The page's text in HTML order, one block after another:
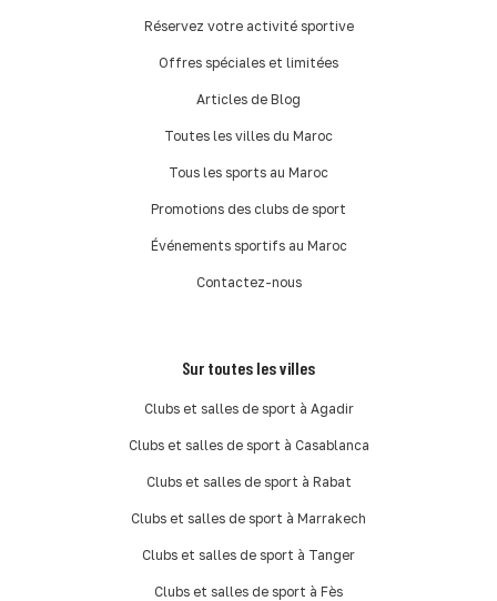
Réservez votre activité sportive
Offres spéciales et limitées
Articles de Blog
Toutes les villes du Maroc
Tous les sports au Maroc
Promotions des clubs de sport
Événements sportifs au Maroc
Contactez-nous
Sur toutes les villes
Clubs et salles de sport à Agadir
Clubs et salles de sport à Casablanca
Clubs et salles de sport à Rabat
Clubs et salles de sport à Marrakech
Clubs et salles de sport à Tanger
Clubs et salles de sport à Fès